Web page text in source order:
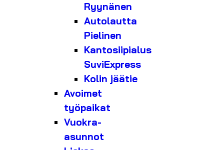
Ryynänen
Autolautta
Pielinen
Kantosiipialus
SuviExpress
Kolin jäätie
Avoimet
työpaikat
Vuokra-
asunnot